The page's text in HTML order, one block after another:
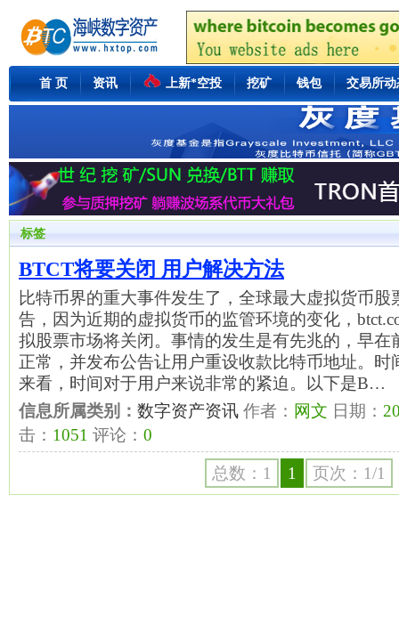
首 页 资讯 上新*空投 挖矿 钱包 交易所动
标签
BTCT将要关闭 用户解决方法
比特币界的重大事件发生了，全球最大虚拟货币股
告，因为近期的虚拟货币的监管环境的变化，
拟股票市场将关闭。事情的发生是有先兆的，早在
正常，并发布公告让用户重设收款比特币地址。时
来看，时间对于用户来说非常的紧迫。以下是B…
信息所属类别： 数字资产资讯 作者： 网文 日期：
击： 1051 评论： 0
总数：1 1 页次：1/1